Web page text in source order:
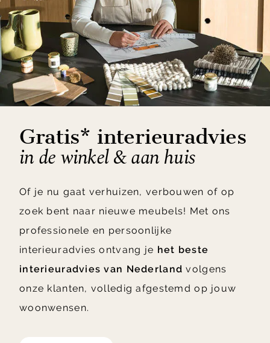
Gratis* interieuradvies
in de winkel & aan huis
Of je nu gaat verhuizen, verbouwen of op
zoek bent naar nieuwe meubels! Met ons
professionele en persoonlijke
interieuradvies ontvang je het beste
interieuradvies van Nederland volgens
onze klanten, volledig afgestemd op jouw
woonwensen.